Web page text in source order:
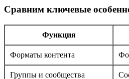
Сравним ключевые
Функция
Форматы контента
Группы и сообщества